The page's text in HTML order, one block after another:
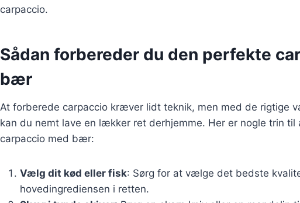
carpaccio.
Sådan forbereder du den perfekte
bær
At forberede carpaccio kræver lidt teknik, men med de rigtige
kan du nemt lave en lækker ret derhjemme. Her er nogle trin
carpaccio med bær:
Vælg dit kød eller fisk: Sørg for at vælge det bedste
hovedingrediensen i retten.